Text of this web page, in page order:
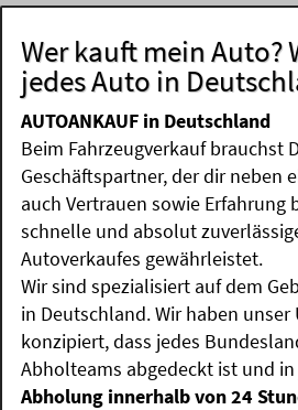
Wer kauft mein Auto?
jedes Auto in
AUTOANKAUF in Deutschland
Beim Fahrzeugverkauf brauchst
Geschäftspartner, der dir neben
auch Vertrauen sowie Erfahrung
schnelle und absolut
Autoverkaufes gewährleistet.
Wir sind spezialisiert auf dem
in Deutschland. Wir haben
konzipiert, dass jedes
Abholteams abgedeckt ist und
Abholung innerhalb von 24